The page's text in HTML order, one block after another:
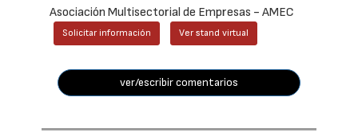
Asociación Multisectorial de Empresas - AMEC
Solicitar información Ver stand virtual
ver/escribir comentarios